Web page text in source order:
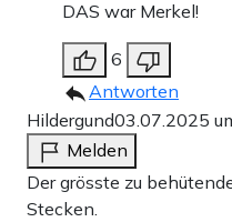
DAS war Merkel!
6
Antworten
Hildergund03.07.2025
Melden
Der grösste zu
Stecken.